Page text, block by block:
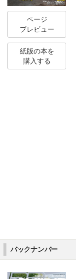
ページ
プレビュー
紙版の本を
購入する
バックナンバー